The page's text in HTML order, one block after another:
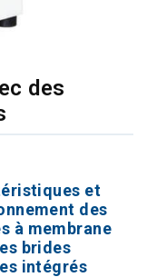
des
et
des
à membrane
brides
intégrés